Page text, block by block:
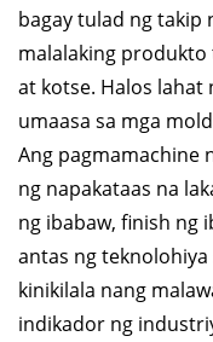
bagay tulad ng takip
malalaking produkto
at kotse. Halos
umaasa sa mga
Ang pagmamachine
ng napakataas na
ng ibabaw, finish ng
antas ng
kinikilala nang
indikador ng